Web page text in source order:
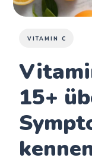
VITAMIN C
15+